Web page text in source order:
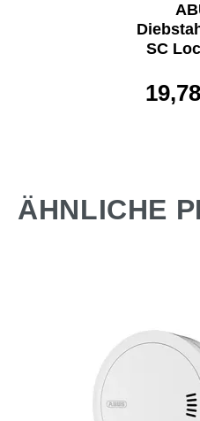
SC
ÄHNLICHE